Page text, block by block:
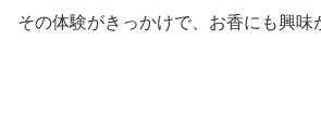
その体験がきっかけで、お香にも興味